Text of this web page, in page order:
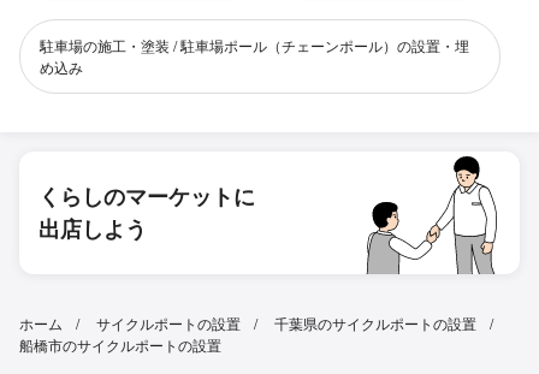
駐車場の施工・塗装 / 駐車場ポール（チェーンポール）の設置・埋
め込み
くらしのマーケットに
出店しよう
ホーム サイクルポートの設置
千葉県のサイクルポートの設置
船橋市のサイクルポートの設置